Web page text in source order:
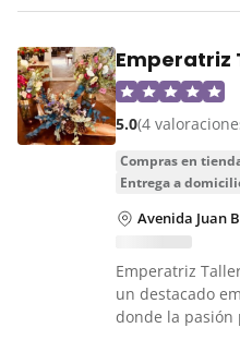
Emperatriz
5.0(4
compras en
entrega a
Avenida Juan
Emperatriz
un destacado
donde la pasión